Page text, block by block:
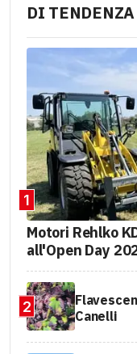
DI TENDENZA
1
Motori Rehlko
all'Open Day
2
Canelli